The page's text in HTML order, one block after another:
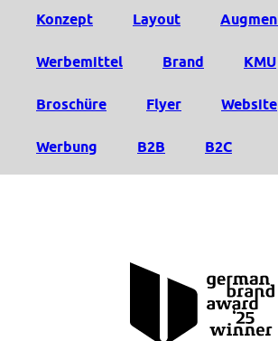
Konzept Layout
Werbemittel Brand KMU
Broschüre Flyer Website
Werbung B2B B2C